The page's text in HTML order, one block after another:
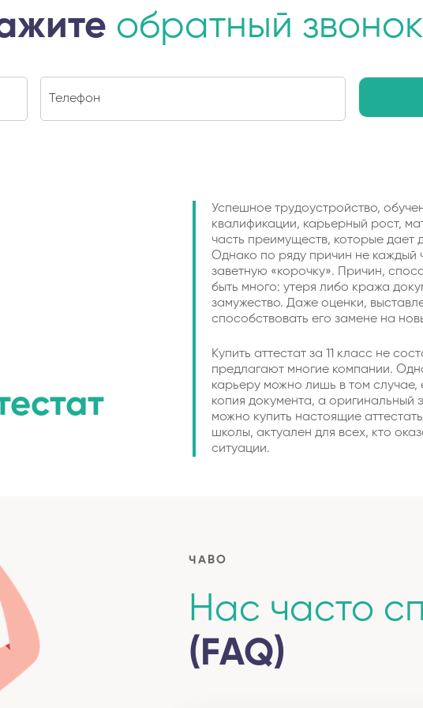
обратный звонок
Успешное трудоустройство,
квалификации, карьерный рост,
часть преимуществ, которые дает
Однако по ряду причин не каждый
заветную «корочку». Причин,
быть много: утеря либо кража
замужество. Даже оценки,
способствовать его замене на
Купить аттестат за 11 класс не
предлагают многие компании.
карьеру можно лишь в том случае,
копия документа, а оригинальный
можно купить настоящие
школы, актуален для всех, кто
ситуации.
ЧАВО
Нас часто
(FAQ)